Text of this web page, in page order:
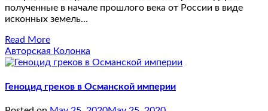
полученные в начале прошлого века от России в виде
исконных земель…
Read More
Авторская Колонка
Геноцид греков в Османской империи